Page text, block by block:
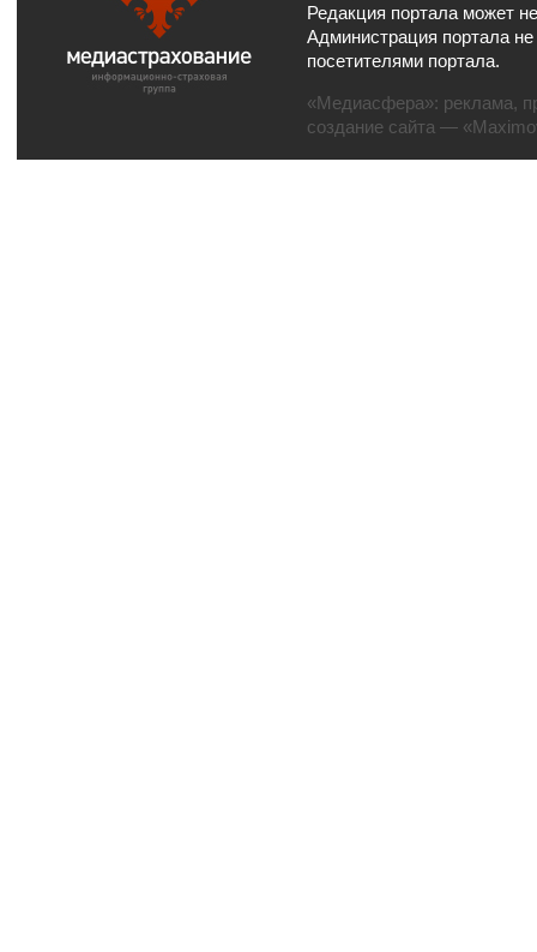
Редакция портала может
Администрация портала
посетителями портала.
«Медиасфера»: реклама,
создание сайта —